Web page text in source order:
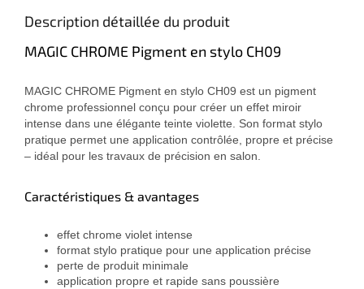
Description détaillée du produit
MAGIC CHROME Pigment en stylo CH09
MAGIC CHROME Pigment en stylo CH09 est un pigment
chrome professionnel conçu pour créer un effet miroir
intense dans une élégante teinte violette. Son format stylo
pratique permet une application contrôlée, propre et précise
– idéal pour les travaux de précision en salon.
Caractéristiques & avantages
effet chrome violet intense
format stylo pratique pour une application précise
perte de produit minimale
application propre et rapide sans poussière